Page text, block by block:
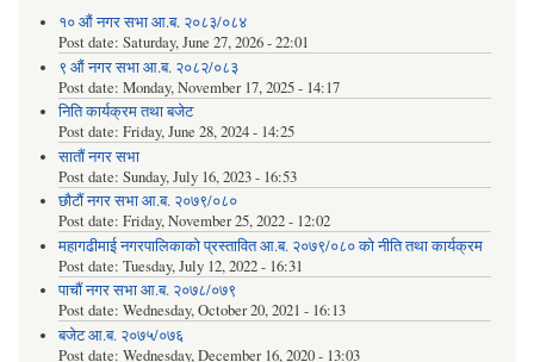
१० औं नगर सभा आ.ब. २०८३/०८४
Post date: Saturday, June 27, 2026 - 22:01
९ औं नगर सभा आ.ब. २०८२/०८३
Post date: Monday, November 17, 2025 - 14:17
निति कार्यक्रम तथा बजेट
Post date: Friday, June 28, 2024 - 14:25
सातौं नगर सभा
Post date: Sunday, July 16, 2023 - 16:53
छौटौं नगर सभा आ.ब. २०७९/०८०
Post date: Friday, November 25, 2022 - 12:02
महागढीमाई नगरपालिकाको प्रस्तावित आ.ब. २०७९/०८० को नीति तथा कार्यक्रम
Post date: Tuesday, July 12, 2022 - 16:31
पाचौं नगर सभा आ.ब. २०७८/०७९
Post date: Wednesday, October 20, 2021 - 16:13
बजेट आ.ब. २०७५/०७६
Post date: Wednesday, December 16, 2020 - 13:03